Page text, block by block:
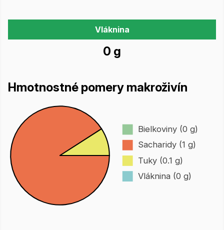
Vláknina
0 g
Hmotnostné pomery makroživín
Bielkoviny (0 g)
Sacharidy (1 g)
Tuky (0.1 g)
Vláknina (0 g)